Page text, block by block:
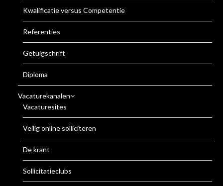
Kwalificatie versus Competentie
Referenties
Getuigschrift
Diploma
Vacaturekanalen
Vacaturesites
Veilig online solliciteren
De krant
Sollicitatieclubs